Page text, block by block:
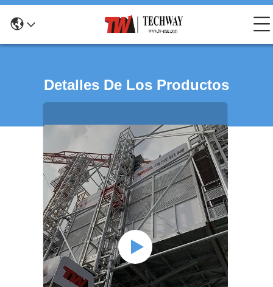
Detalles De Los Productos